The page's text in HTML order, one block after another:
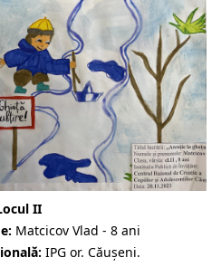
II
Matcicov Vlad - 8 ani
IPG or. Căușeni.